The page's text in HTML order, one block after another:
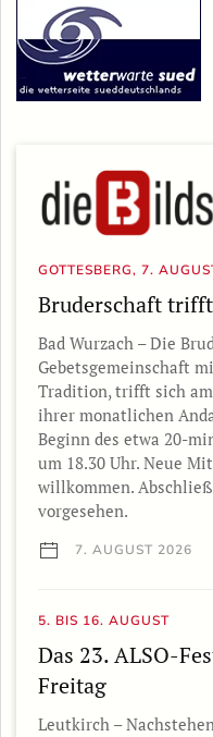
GOTTESBERG, 7.
Bruderschaft
Bad Wurzach – Die
Gebetsgemeinschaft
Tradition, trifft sich am
ihrer monatlichen
Beginn des etwa 20-
um 18.30 Uhr. Neue
willkommen.
vorgesehen.
7. AUGUST 2026
5. BIS 16. AUGUST
Das 23. ALSO-
Freitag
Leutkirch –